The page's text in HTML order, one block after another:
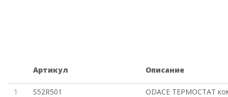
Артикул Описание
1 S52R501
ODACE ТЕРМОСТАТ